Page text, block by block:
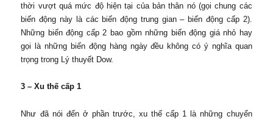
thời vượt quá mức độ hiện tại của bản thân nó (gọi chung các
biến động này là các biến động trung gian – biến động cấp 2).
Những biến động cấp 2 bao gồm những biến động giá nhỏ hay
gọi là những biến động hàng ngày đều không có ý nghĩa quan
trọng trong Lý thuyết Dow.
3 – Xu thế cấp 1
Như đã nói đến ở phần trước, xu thế cấp 1 là những chuyển